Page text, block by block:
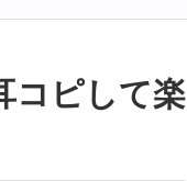
コピして楽